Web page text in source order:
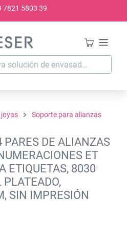
7821 5803 39
Soporte para alianzas
PARES DE ALIANZAS
ET
ETIQUETAS, 8030
SIN IMPRESIÓN